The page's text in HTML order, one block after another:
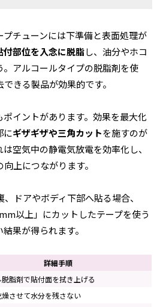
チューンには下準備と表面処理が
付部位を入念に脱脂し、油分やホコ
。アルコールタイプの脱脂剤を使
きる製品が効果的です。
ポイントがあります。効果を最大化
にギザギザや三角カットを施すのが
空気中の静電気放電を効率化し、
上につながります。
ドアやボディ下部へ貼る場合、
以上」にカットしたテープを使う
果が得られます。
詳細手順
脂剤で貼付面を拭き上げる
燥させて水分を残さない